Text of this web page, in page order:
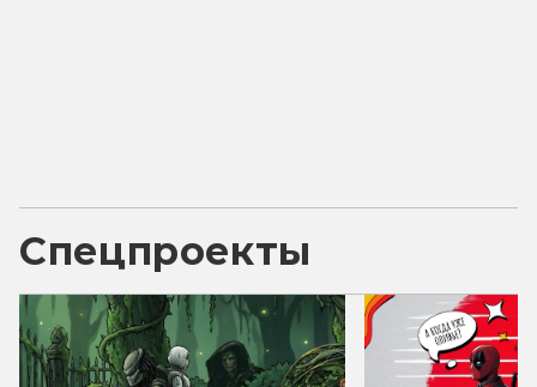
Спецпроекты